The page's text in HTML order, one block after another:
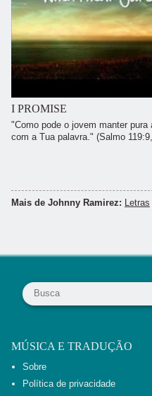
I PROMISE
"Como pode o jovem manter
com a Tua palavra." (Salmo
Mais de Johnny Ramirez: Letras
MÚSICA E TRADUÇÃO
Sobre
Política de privacidade